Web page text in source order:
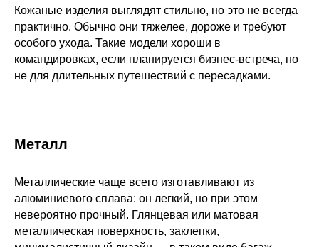
Кожаные изделия выглядят стильно, но это не всегда
практично. Обычно они тяжелее, дороже и требуют
особого ухода. Такие модели хороши в
командировках, если планируется бизнес-встреча, но
не для длительных путешествий с пересадками.
Металл
Металлические чаще всего изготавливают из
алюминиевого сплава: он легкий, но при этом
невероятно прочный. Глянцевая или матовая
металлическая поверхность, заклепки,